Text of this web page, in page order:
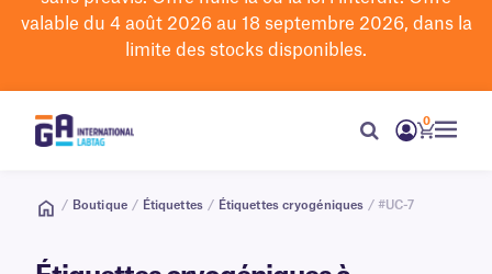
valable du 4 août 2026 au 18 septembre 2026, dans la
limite des stocks disponibles.
0
/ Boutique / Étiquettes / Étiquettes cryogéniques / #UC-7